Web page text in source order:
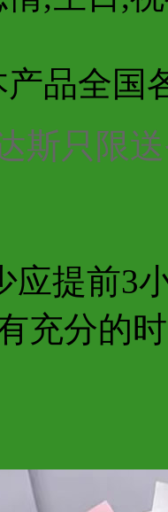
品全国
斯只限
应提前3
充分的